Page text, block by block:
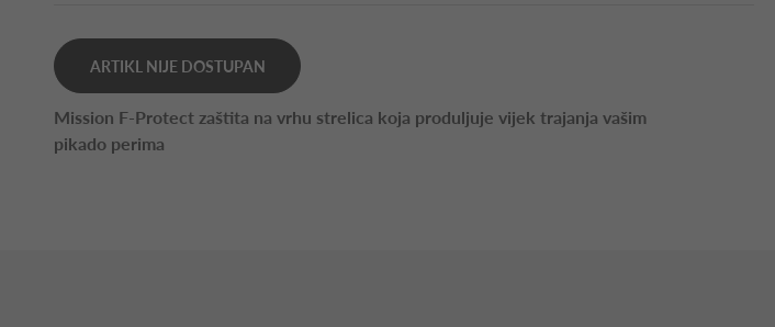
ARTIKL NIJE DOSTUPAN
Mission F-Protect zaštita na vrhu strelica koja produljuje vijek trajanja vašim
pikado perima